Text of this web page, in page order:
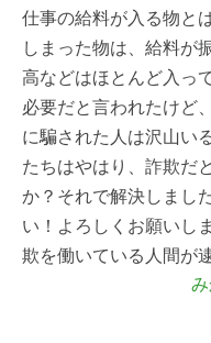
仕事の給料が入る物と
しまった物は、給料が
高などはほとんど入っ
必要だと言われたけど
に騙された人は沢山い
たちはやはり、詐欺だ
か？それで解決しまし
い！よろしくお願いし
欺を働いている人間が